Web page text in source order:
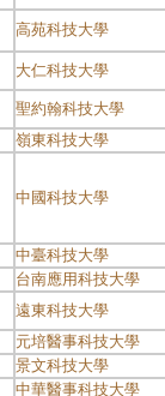
高苑科技大學
大仁科技大學
聖約翰科技大學
嶺東科技大學
中國科技大學
中臺科技大學
台南應用科技大學
遠東科技大學
元培醫事科技大學
景文科技大學
中華醫事科技大學